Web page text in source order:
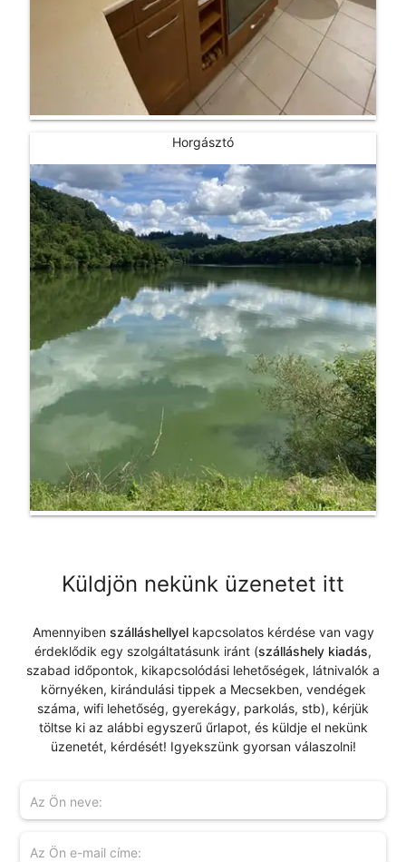
Horgásztó
Küldjön nekünk üzenetet itt
Amennyiben szálláshellyelkapcsolatos kérdése van vagy
érdeklődik egy szolgáltatásunk iránt (szálláshely kiadás,
szabad időpontok, kikapcsolódási lehetőségek, látnivalók a
környéken, kirándulási tippek a Mecsekben, vendégek
száma, wifi lehetőség, gyerekágy, parkolás, stb), kérjük
töltse ki az alábbi egyszerű űrlapot, és küldje el nekünk
üzenetét, kérdését! Igyekszünk gyorsan válaszolni!
Az Ön neve:
Az Ön e-mail címe: